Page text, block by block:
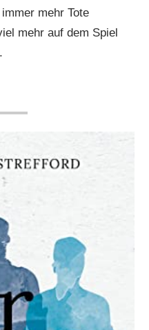
mehr Tote
mehr auf dem Spiel